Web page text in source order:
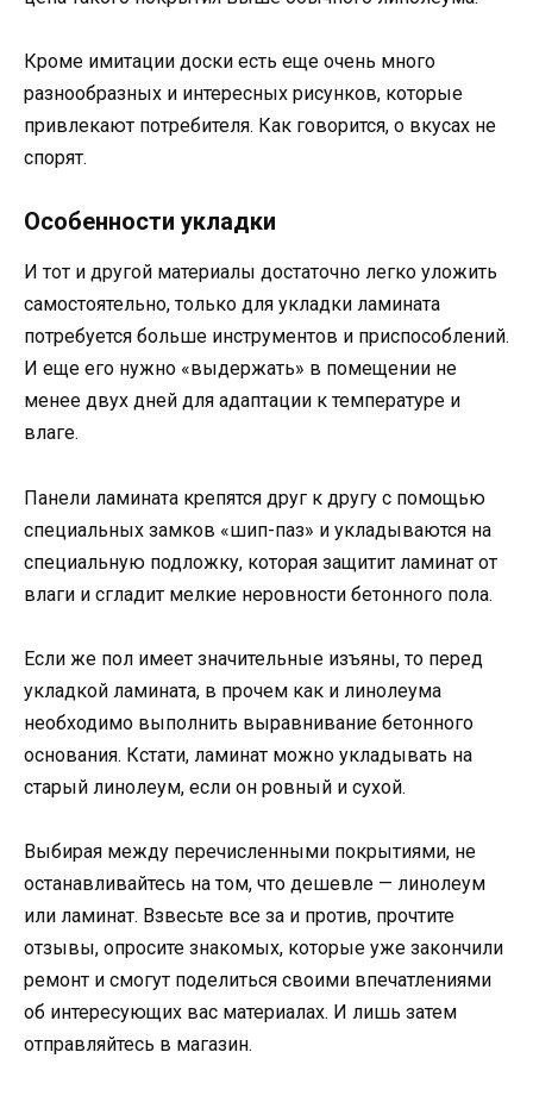
Кроме имитации доски есть еще очень много
разнообразных и интересных рисунков, которые
привлекают потребителя. Как говорится, о вкусах не
спорят.
Особенности укладки
И тот и другой материалы достаточно легко уложить
самостоятельно, только для укладки ламината
потребуется больше инструментов и приспособлений.
И еще его нужно «выдержать» в помещении не
менее двух дней для адаптации к температуре и
влаге.
Панели ламината крепятся друг к другу с помощью
специальных замков «шип-паз» и укладываются на
специальную подложку, которая защитит ламинат от
влаги и сгладит мелкие неровности бетонного пола.
Если же пол имеет значительные изъяны, то перед
укладкой ламината, в прочем как и линолеума
необходимо выполнить выравнивание бетонного
основания. Кстати, ламинат можно укладывать на
старый линолеум, если он ровный и сухой.
Выбирая между перечисленными покрытиями, не
останавливайтесь на том, что дешевле — линолеум
или ламинат. Взвесьте все за и против, прочтите
отзывы, опросите знакомых, которые уже закончили
ремонт и смогут поделиться своими впечатлениями
об интересующих вас материалах. И лишь затем
отправляйтесь в магазин.